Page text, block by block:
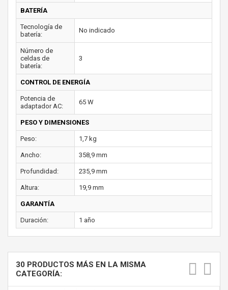
BATERÍA
Tecnología de
batería:
No indicado
Número de
celdas de
batería:
3
CONTROL DE ENERGÍA
Potencia de
adaptador AC:
65 W
PESO Y DIMENSIONES
Peso: 1,7 kg
Ancho: 358,9 mm
Profundidad: 235,9 mm
Altura: 19,9 mm
GARANTÍA
Duración: 1 año
30 PRODUCTOS MÁS EN LA MISMA
CATEGORÍA: